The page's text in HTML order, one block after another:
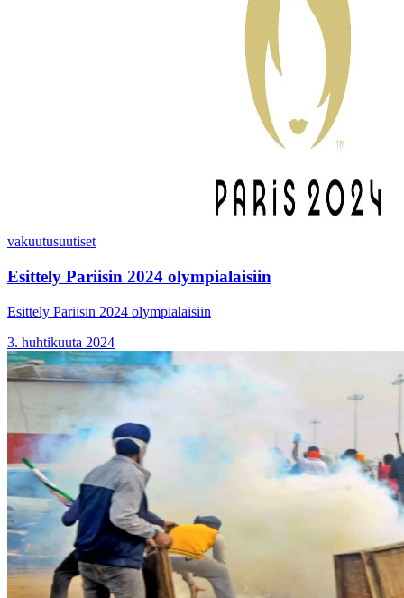
vakuutusuutiset
Esittely Pariisin 2024 olympialaisiin
Esittely Pariisin 2024 olympialaisiin
3. huhtikuuta 2024